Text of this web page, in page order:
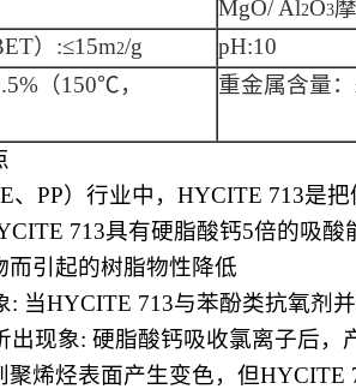
MgO/ Al2O3
）:≤15m2/g
pH:10
（150℃，
重金属含量
、PP）行业中，HYCITE 713是
713具有硬脂酸钙5倍的吸
而引起的树脂物性降低
: 当HYCITE 713与苯酚类抗氧剂
出现象: 硬脂酸钙吸收氯离子后，
聚烯烃表面产生变色，但HYCITE